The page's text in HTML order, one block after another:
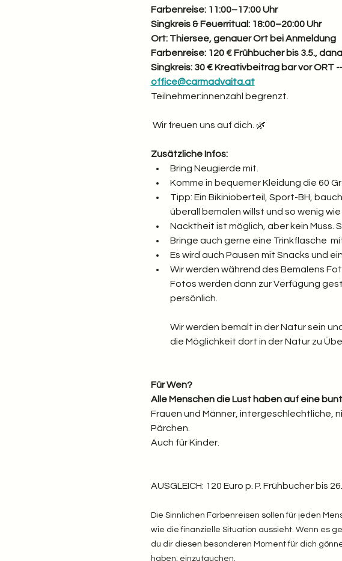
Farbenreise: 11:00–17:00 Uhr
Singkreis & Feuerritual: 18:00–20:00 Uhr
Ort: Thiersee, genauer Ort bei Anmeldung
Farbenreise: 120 € Frühbucher bis 3.5.,
Singkreis: 30 € Kreativbeitrag bar vor ORT
office@carmadvaita.at
Teilnehmer:innenzahl begrenzt.
Wir freuen uns auf dich. 🌿
Zusätzliche Infos:
Bring Neugierde mit.
Komme in bequemer Kleidung die 60
Tipp: Ein Bikinioberteil, Sport-BH,
überall bemalen willst und so wenig
Nacktheit ist möglich, aber kein Muss.
Bringe auch gerne eine Trinkflasche
Es wird auch Pausen mit Snacks und
Wir werden während des Bemalens
Fotos werden dann zur Verfügung
persönlich.
Wir werden bemalt in der Natur sein
die Möglichkeit dort in der Natur zu
Für Wen?
Alle Menschen die Lust haben auf eine
Frauen und Männer, intergeschlechtliche,
Pärchen.
Auch für Kinder.
AUSGLEICH: 120 Euro p. P. Frühbucher bis
Die Sinnlichen Farbenreisen sollen für jeden
wie die finanzielle Situation aussieht. Wenn es
du dir diesen besonderen Moment für dich
haben, einzutauchen.